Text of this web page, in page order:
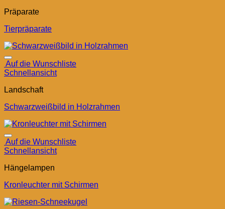
Präparate
Tierpräparate
Auf die Wunschliste
Schnellansicht
Landschaft
Schwarzweißbild in Holzrahmen
Auf die Wunschliste
Schnellansicht
Hängelampen
Kronleuchter mit Schirmen